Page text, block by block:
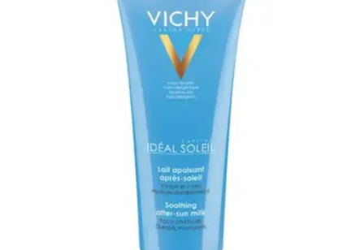
Decoración Económica
Recomendaciones AccesoriosConsejos de Decoración
Decoración Económica